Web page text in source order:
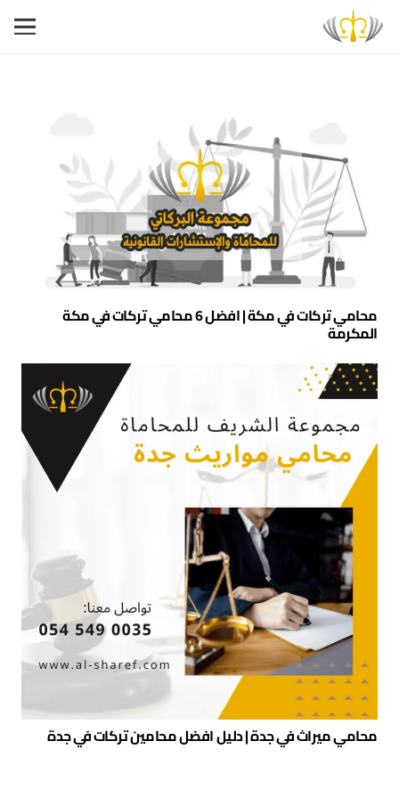
محامي تركات في مكة | افضل 6 محامي تركات في مكة
المكرمة
محامي ميراث في جدة | دليل افضل محامين تركات في جدة